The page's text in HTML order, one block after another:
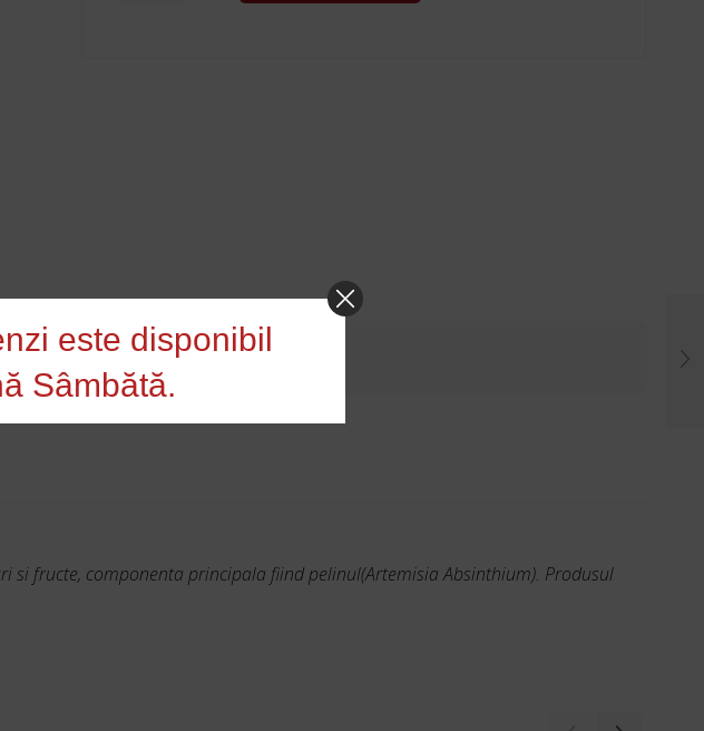
fructe, componenta principala fiind pelinul(Artemisia Absinthium). Produsul
este disponibil
Sâmbătă.